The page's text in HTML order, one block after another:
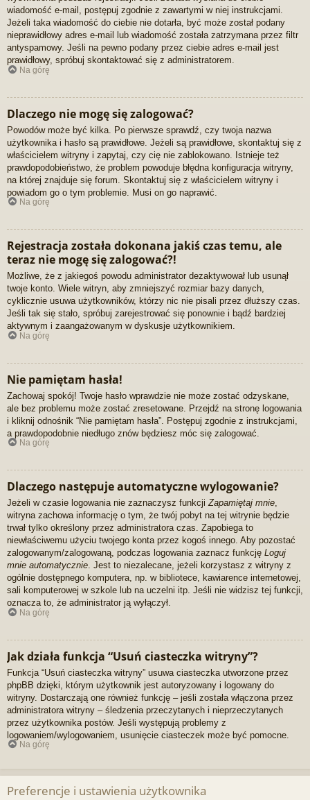
wiadomość e-mail, postępuj zgodnie z zawartymi w niej instrukcjami.
Jeżeli taka wiadomość do ciebie nie dotarła, być może został podany
nieprawidłowy adres e-mail lub wiadomość została zatrzymana przez filtr
antyspamowy. Jeśli na pewno podany przez ciebie adres e-mail jest
prawidłowy, spróbuj skontaktować się z administratorem.
Na górę
Dlaczego nie mogę się zalogować?
Powodów może być kilka. Po pierwsze sprawdź, czy twoja nazwa
użytkownika i hasło są prawidłowe. Jeżeli są prawidłowe, skontaktuj się z
właścicielem witryny i zapytaj, czy cię nie zablokowano. Istnieje też
prawdopodobieństwo, że problem powoduje błędna konfiguracja witryny,
na której znajduje się forum. Skontaktuj się z właścicielem witryny i
powiadom go o tym problemie. Musi on go naprawić.
Na górę
Rejestracja została dokonana jakiś czas temu, ale
teraz nie mogę się zalogować?!
Możliwe, że z jakiegoś powodu administrator dezaktywował lub usunął
twoje konto. Wiele witryn, aby zmniejszyć rozmiar bazy danych,
cyklicznie usuwa użytkowników, którzy nic nie pisali przez dłuższy czas.
Jeśli tak się stało, spróbuj zarejestrować się ponownie i bądź bardziej
aktywnym i zaangażowanym w dyskusje użytkownikiem.
Na górę
Nie pamiętam hasła!
Zachowaj spokój! Twoje hasło wprawdzie nie może zostać odzyskane,
ale bez problemu może zostać zresetowane. Przejdź na stronę logowania
i kliknij odnośnik “Nie pamiętam hasła”. Postępuj zgodnie z instrukcjami,
a prawdopodobnie niedługo znów będziesz móc się zalogować.
Na górę
Dlaczego następuje automatyczne wylogowanie?
Jeżeli w czasie logowania nie zaznaczysz funkcjiZapamiętaj mnie,
witryna zachowa informację o tym, że twój pobyt na tej witrynie będzie
trwał tylko określony przez administratora czas. Zapobiega to
niewłaściwemu użyciu twojego konta przez kogoś innego. Aby pozostać
zalogowanym/zalogowaną, podczas logowania zaznacz funkcję Loguj
mnie automatycznie. Jest to niezalecane, jeżeli korzystasz z witryny z
ogólnie dostępnego komputera, np. w bibliotece, kawiarence internetowej,
sali komputerowej w szkole lub na uczelni itp. Jeśli nie widzisz tej funkcji,
oznacza to, że administrator ją wyłączył.
Na górę
Jak działa funkcja “Usuń ciasteczka witryny”?
Funkcja “Usuń ciasteczka witryny” usuwa ciasteczka utworzone przez
phpBB dzięki, którym użytkownik jest autoryzowany i logowany do
witryny. Dostarczają one również funkcję – jeśli została włączona przez
administratora witryny – śledzenia przeczytanych i nieprzeczytanych
przez użytkownika postów. Jeśli występują problemy z
logowaniem/wylogowaniem, usunięcie ciasteczek może być pomocne.
Na górę
Preferencje i ustawienia użytkownika